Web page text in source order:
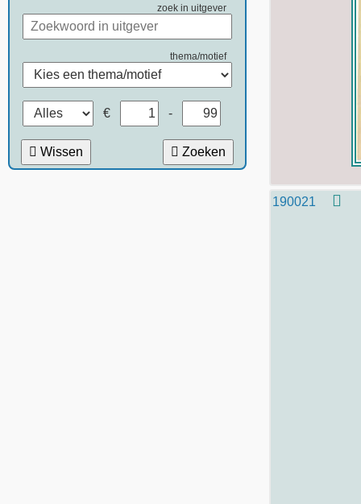
zoek in uitgever
thema/motief
€ -
Wissen Zoeken
190021